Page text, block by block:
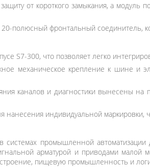
от короткого замыкания, а модуль
полюсный фронтальный соединитель,
S7-300, что позволяет легко
механическое крепление к шине и
каналов и диагностики вынесены
нанесения индивидуальной
системах промышленной
арматурой и приводами
пищевую промышленность и